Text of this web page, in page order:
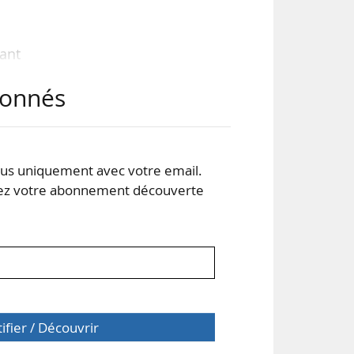
le
uniquement avec votre email.
votre abonnement découverte
/ Découvrir